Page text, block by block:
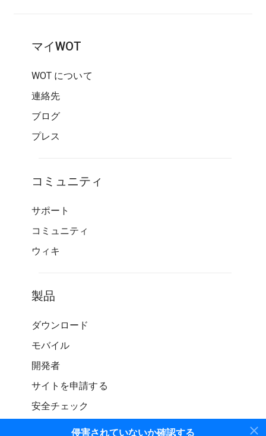
侵害されていないか確認する
マイWOT
WOT について
連絡先
ブログ
プレス
コミュニティ
サポート
コミュニティ
ウィキ
製品
ダウンロード
モバイル
開発者
サイトを申請する
安全チェック